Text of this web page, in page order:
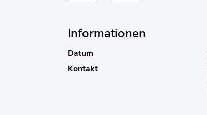
Informationen
Datum
Kontakt